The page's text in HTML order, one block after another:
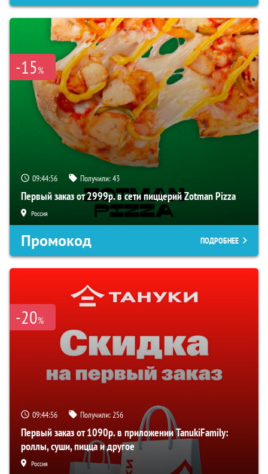
-15%
09:44:55 Получили:43
Первый заказ от 2999р. в сети пиццерий Zotman Pizza
Россия
Промокод ПОДРОБНЕЕ
-20%
09:44:55 Получили:256
Первый заказ от 1090р. в приложении TanukiFamily:
роллы, суши, пицца и другое
Россия